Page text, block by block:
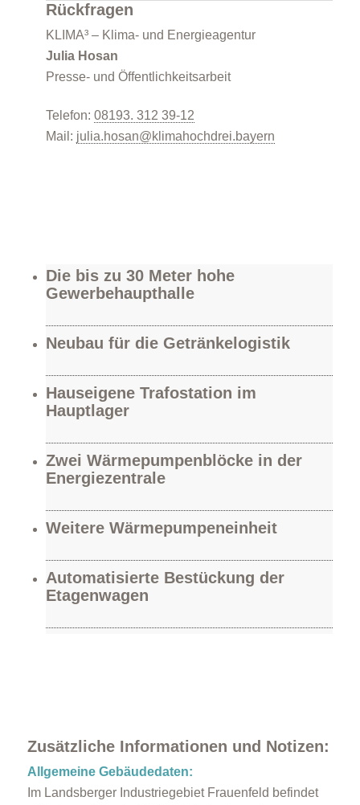
Rückfragen
KLIMA³ – Klima- und Energieagentur
Julia Hosan
Presse- und Öffentlichkeitsarbeit
Telefon: 08193. 312 39-12
Mail: julia.hosan@klimahochdrei.bayern
Die bis zu 30 Meter hohe
Gewerbehaupthalle
Neubau für die Getränkelogistik
Hauseigene Trafostation im
Hauptlager
Zwei Wärmepumpenblöcke in der
Energiezentrale
Weitere Wärmepumpeneinheit
Automatisierte Bestückung der
Etagenwagen
Zusätzliche Informationen und Notizen:
Allgemeine Gebäudedaten:
Im Landsberger Industriegebiet Frauenfeld befindet